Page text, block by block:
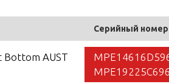
Серийный номер
Bottom AUST
MPE19225C696